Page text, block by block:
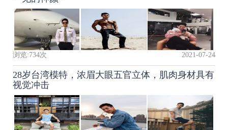
浏览:734次 2021-07-24
28岁台湾模特，浓眉大眼五官立体，肌肉身材具有
视觉冲击